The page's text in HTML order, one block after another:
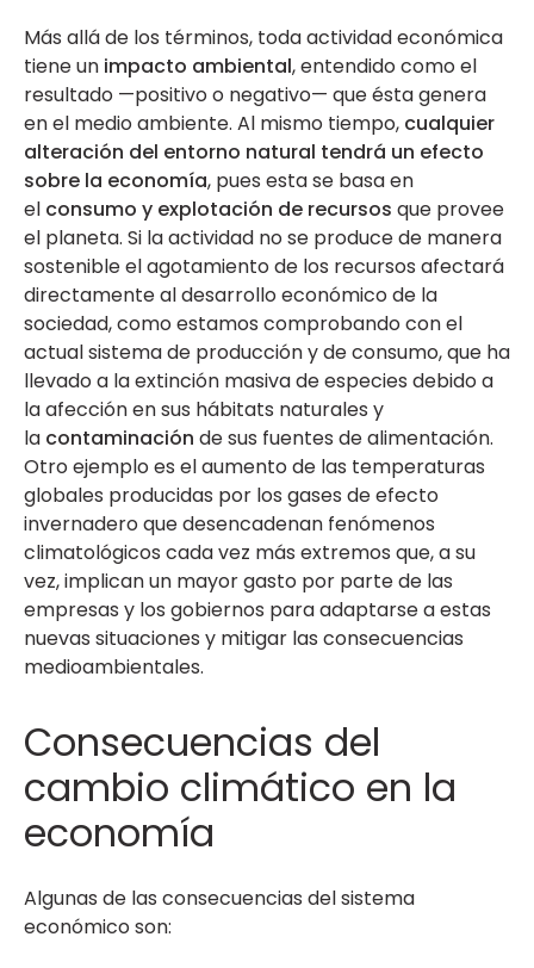
Más allá de los términos, toda actividad económica
tiene un impacto ambiental, entendido como el
resultado —positivo o negativo— que ésta genera
en el medio ambiente. Al mismo tiempo, cualquier
alteración del entorno natural tendrá un efecto
sobre la economía, pues esta se basa en
el consumo y explotación de recursos que provee
el planeta. Si la actividad no se produce de manera
sostenible el agotamiento de los recursos afectará
directamente al desarrollo económico de la
sociedad, como estamos comprobando con el
actual sistema de producción y de consumo, que ha
llevado a la extinción masiva de especies debido a
la afección en sus hábitats naturales y
la contaminación de sus fuentes de alimentación.
Otro ejemplo es el aumento de las temperaturas
globales producidas por los gases de efecto
invernadero que desencadenan fenómenos
climatológicos cada vez más extremos que, a su
vez, implican un mayor gasto por parte de las
empresas y los gobiernos para adaptarse a estas
nuevas situaciones y mitigar las consecuencias
medioambientales.
Consecuencias del
cambio climático en la
economía
Algunas de las consecuencias del sistema
económico son: